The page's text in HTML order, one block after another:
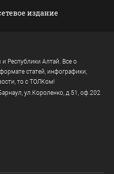
издание
и Республики Алтай. Все о
статей, инфографики,
то с ТОЛКом!
, ул.Короленко, д.51, оф.202